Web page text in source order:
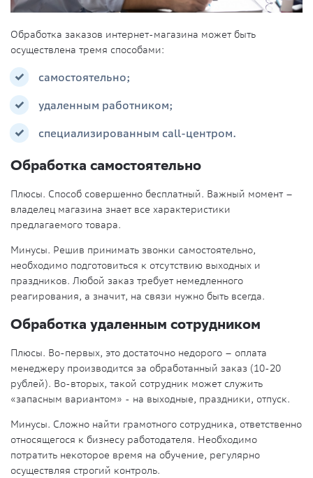
Обработка заказов интернет-магазина может быть
осуществлена тремя способами:
самостоятельно;
удаленным работником;
специализированным call-центром.
Обработка самостоятельно
Плюсы. Способ совершенно бесплатный. Важный момент –
владелец магазина знает все характеристики
предлагаемого товара.
Минусы. Решив принимать звонки самостоятельно,
необходимо подготовиться к отсутствию выходных и
праздников. Любой заказ требует немедленного
реагирования, а значит, на связи нужно быть всегда.
Обработка удаленным сотрудником
Плюсы. Во-первых, это достаточно недорого – оплата
менеджеру производится за обработанный заказ (10-20
рублей). Во-вторых, такой сотрудник может служить
«запасным вариантом» - на выходные, праздники, отпуск.
Минусы. Сложно найти грамотного сотрудника, ответственно
относящегося к бизнесу работодателя. Необходимо
потратить некоторое время на обучение, регулярно
осуществляя строгий контроль.